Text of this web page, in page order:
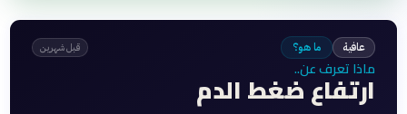
عافية ما هو؟ قبل شهرين
ماذا تعرف عن..
ارتفاع ضغط الدم